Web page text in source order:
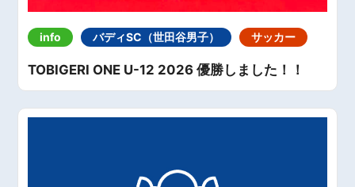
info バディSC（世田谷男子） サッカー
TOBIGERI ONE U-12 2026 優勝しました！！